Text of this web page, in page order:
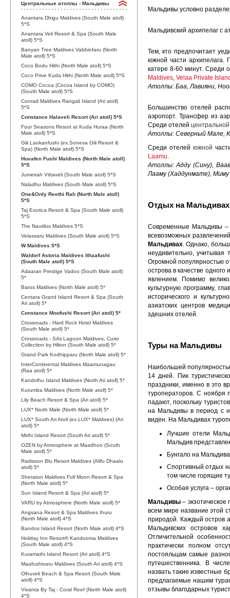
Центральные атоллы - Мальдивы
Anantara Dhigu Maldives (South Male atoll)
5*S
Anantara Veli Resort & Spa (South Male
atoll) 5*S
Banyan Tree Maldives Vabbinfaru (North
Male atoll) 5*S
Coco Bodu Hithi (North Male atoll) 5*S
Coco Prive Kuda Hithi (North Male atoll) 5*S
COMO Cocoa (Cocoa Island by COMO)
(South Male atoll) 5*S
Conrad Maldives Rangali Island (Ari atoll)
5*S
Constance Halaveli Resort (Ari atoll) 5*S
Four Seasons Resort at Kuda Huraa (North
Male atoll) 5*S
Gili Lankanfushi (ex.Soneva Gili Resort &
Spa) (North Male atoll) 5*S
Huvafen Fushi Maldives (North Male atoll)
5*S
Jumeirah Vittaveli (South Male atoll) 5*S
Naladhu Maldives (South Male atoll) 5*S
One&Only Reethi Rah (North Male atoll)
5*S
Taj Exotica Resort & Spa (South Male atoll)
5*S
The Nautilus Maldives 5*S
Velassaru Maldives (South Male atoll) 5*S
W Maldives 5*S
Waldorf Astoria Maldives Ithaafushi
(South Male atoll) 5*S
Adaaran Prestige Vadoo (South Male atoll)
5*
Baros Maldives (North Male atoll) 5*
Centara Grand Island Resort & Spa (South
Ari atoll) 5*
Constance Moofushi Resort (Ari atoll) 5*
Crossroads - Hard Rock Hotel Maldives
(South Male atoll) 5*
Crossroads - SAii Lagoon Maldives, Curio
Collection by Hilton (South Male atoll) 5*
Grand Park Kodhipparu (North Male atoll) 5*
InterContinental Maldives Maamunagau
(Raa atoll) 5*
Kandolhu Island Maldives (North Ari atoll) 5*
Kurumba Maldives (North Male atoll) 5*
Lily Beach Resort & Spa (Ari atoll) 5*
LUX* North Male (North Male atoll) 5*
LUX* South Ari Atoll (ex.LUX* Maldives) (Ari
atoll) 5*
Mirihi Island Resort (South Ari atoll) 5*
OZEN by Atmosphere at Maadhoo (South
Male atoll) 5*
Radisson Blu Resort Maldives (Alifu Dhaalu
atoll) 5*
Sheraton Maldives Full Moon Resort & Spa
(North Male atoll) 5*
Sun Island Resort & Spa (Ari atoll) 5*
VARU by Atmosphere (North Male atoll) 5*
Angsana Resort & Spa Maldives Ihuru
(North Male atoll) 4*S
Bandos Island Resort (North Male atoll) 4*S
Holiday Inn Resort® Kandooma Maldives
(South Male atoll) 4*S
Kuramathi Island Resort (Ari atoll) 4*S
Maafushivaru Maldives (South Ari atoll) 4*S
Olhuveli Beach & Spa Resort (South Male
atoll) 4*S
Vivanta By Taj - Coral Reef (North Male atoll)
4*S
Мальдивы условно
Мальдивский архипелаг с
Тем, кто предпочитает
южной части
катере 8-60 минут. Среди
Maldives, Velaa Private
Атоллы: Баа, Лавияни,
Большинство отелей
аэропорт. Трансфер из
Среди отелей центральной
Атоллы: Северный Мале,
Среди отелей южной
Laamu.
Атоллы: Адду (Сину),
Лааму (Хаддунмате), Миму
Отдых на Мальдивах
Современные Мальдивы –
всевозможных
Мальдивах. Однако,
неудивительно,
Огромной популярностью
острова в качестве
явлением. Помимо
культурную программу,
исторического и
азиатских центров
здешних отелей.
Туры на Мальдивы
Наибольшей
14 дней. Пик
праздники, именно в это
туроператоров. С ноября
падают, поскольку
на Мальдивы в период с
виден. На Мальдивах
Лучшие отели
Мальдив
Бунгало на
Спортивный отдых
том числе горящие
Особая услуга –
Мальдивы– экзотическое
всем мире название этой
природой. Каждый остров
Мальдивских островов
Отличительной
практически полном
постояльцам самые
путешественника. В
назвать такие известные
предлагаемые нашим
отзывы благодарных